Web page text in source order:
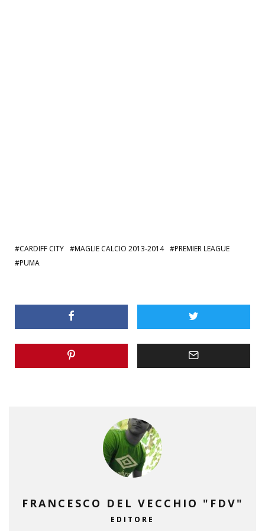
CARDIFF CITY MAGLIE CALCIO 2013-2014
PREMIER LEAGUE
PUMA
FRANCESCO DEL VECCHIO "FDV"
EDITORE